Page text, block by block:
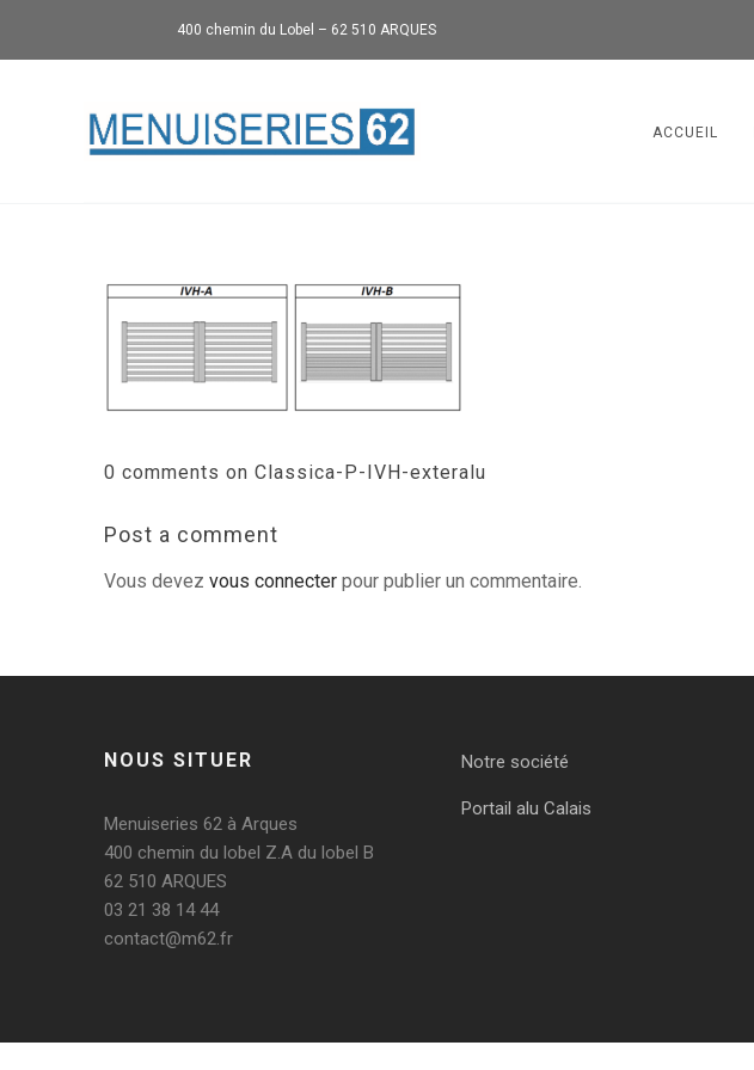
400 chemin du Lobel – 62 510 ARQUES
ACCUEIL
0 comments on Classica-P-IVH-exteralu
Post a comment
Vous devezvous connecter pour publier un commentaire.
NOUS SITUER
Menuiseries 62 à Arques
400 chemin du lobel Z.A du lobel B
62 510 ARQUES
03 21 38 14 44
contact@m62.fr
Notre société
Portail alu Calais